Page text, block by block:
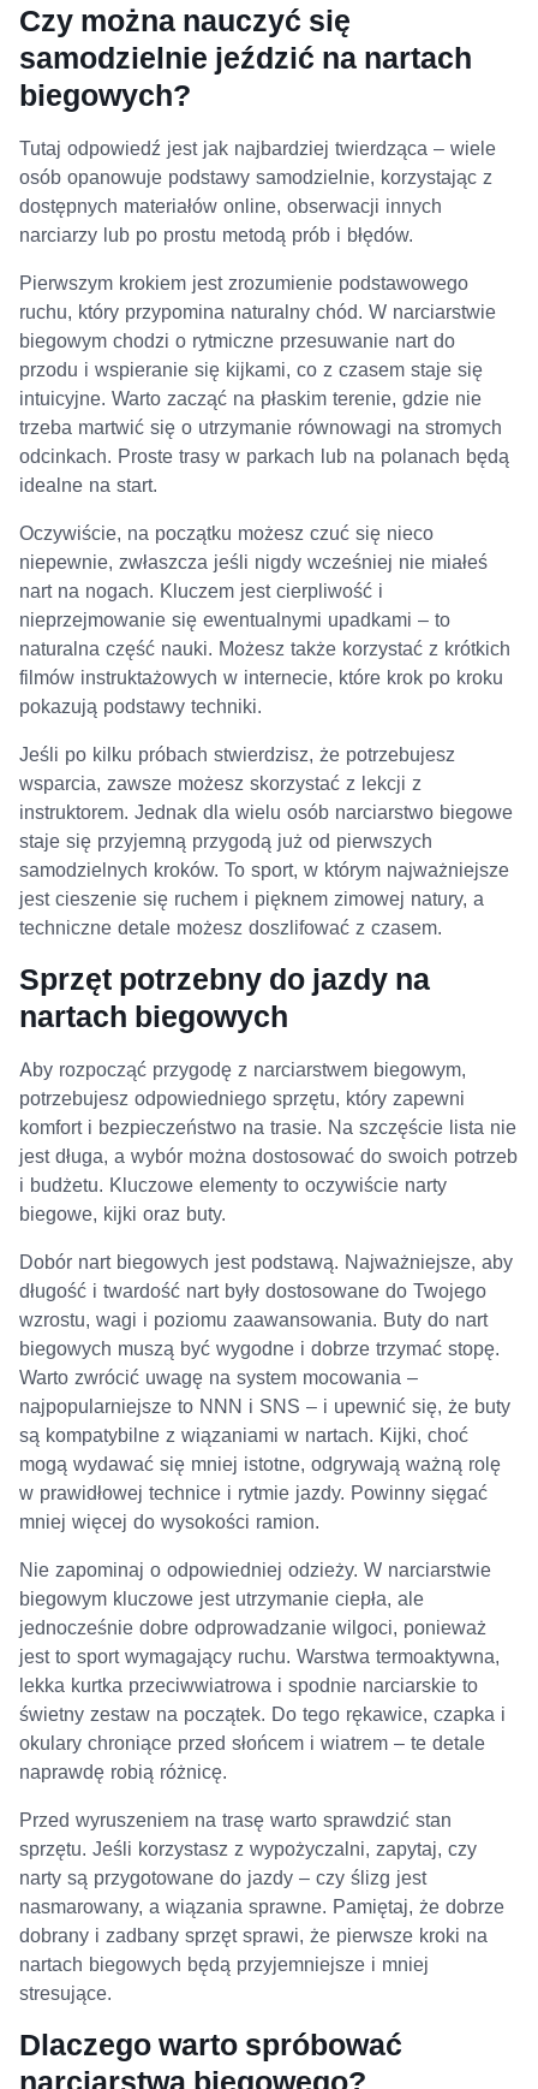
Czy można nauczyć się
samodzielnie jeździć na nartach
biegowych?
Tutaj odpowiedź jest jak najbardziej twierdząca – wiele
osób opanowuje podstawy samodzielnie, korzystając z
dostępnych materiałów online, obserwacji innych
narciarzy lub po prostu metodą prób i błędów.
Pierwszym krokiem jest zrozumienie podstawowego
ruchu, który przypomina naturalny chód. W narciarstwie
biegowym chodzi o rytmiczne przesuwanie nart do
przodu i wspieranie się kijkami, co z czasem staje się
intuicyjne. Warto zacząć na płaskim terenie, gdzie nie
trzeba martwić się o utrzymanie równowagi na stromych
odcinkach. Proste trasy w parkach lub na polanach będą
idealne na start.
Oczywiście, na początku możesz czuć się nieco
niepewnie, zwłaszcza jeśli nigdy wcześniej nie miałeś
nart na nogach. Kluczem jest cierpliwość i
nieprzejmowanie się ewentualnymi upadkami – to
naturalna część nauki. Możesz także korzystać z krótkich
filmów instruktażowych w internecie, które krok po kroku
pokazują podstawy techniki.
Jeśli po kilku próbach stwierdzisz, że potrzebujesz
wsparcia, zawsze możesz skorzystać z lekcji z
instruktorem. Jednak dla wielu osób narciarstwo biegowe
staje się przyjemną przygodą już od pierwszych
samodzielnych kroków. To sport, w którym najważniejsze
jest cieszenie się ruchem i pięknem zimowej natury, a
techniczne detale możesz doszlifować z czasem.
Sprzęt potrzebny do jazdy na
nartach biegowych
Aby rozpocząć przygodę z narciarstwem biegowym,
potrzebujesz odpowiedniego sprzętu, który zapewni
komfort i bezpieczeństwo na trasie. Na szczęście lista nie
jest długa, a wybór można dostosować do swoich potrzeb
i budżetu. Kluczowe elementy to oczywiście narty
biegowe, kijki oraz buty.
Dobór nart biegowych jest podstawą. Najważniejsze, aby
długość i twardość nart były dostosowane do Twojego
wzrostu, wagi i poziomu zaawansowania. Buty do nart
biegowych muszą być wygodne i dobrze trzymać stopę.
Warto zwrócić uwagę na system mocowania –
najpopularniejsze to NNN i SNS – i upewnić się, że buty
są kompatybilne z wiązaniami w nartach. Kijki, choć
mogą wydawać się mniej istotne, odgrywają ważną rolę
w prawidłowej technice i rytmie jazdy. Powinny sięgać
mniej więcej do wysokości ramion.
Nie zapominaj o odpowiedniej odzieży. W narciarstwie
biegowym kluczowe jest utrzymanie ciepła, ale
jednocześnie dobre odprowadzanie wilgoci, ponieważ
jest to sport wymagający ruchu. Warstwa termoaktywna,
lekka kurtka przeciwwiatrowa i spodnie narciarskie to
świetny zestaw na początek. Do tego rękawice, czapka i
okulary chroniące przed słońcem i wiatrem – te detale
naprawdę robią różnicę.
Przed wyruszeniem na trasę warto sprawdzić stan
sprzętu. Jeśli korzystasz z wypożyczalni, zapytaj, czy
narty są przygotowane do jazdy – czy ślizg jest
nasmarowany, a wiązania sprawne. Pamiętaj, że dobrze
dobrany i zadbany sprzęt sprawi, że pierwsze kroki na
nartach biegowych będą przyjemniejsze i mniej
stresujące.
Dlaczego warto spróbować
narciarstwa biegowego?